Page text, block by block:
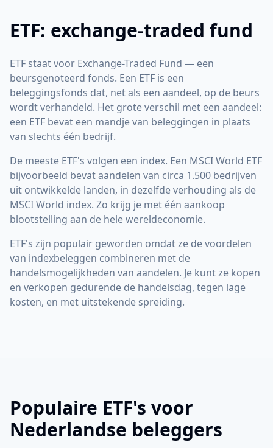
ETF: exchange-traded fund
ETF staat voor Exchange-Traded Fund — een
beursgenoteerd fonds. Een ETF is een
beleggingsfonds dat, net als een aandeel, op de beurs
wordt verhandeld. Het grote verschil met een aandeel:
een ETF bevat een mandje van beleggingen in plaats
van slechts één bedrijf.
De meeste ETF's volgen een index. Een MSCI World ETF
bijvoorbeeld bevat aandelen van circa 1.500 bedrijven
uit ontwikkelde landen, in dezelfde verhouding als de
MSCI World index. Zo krijg je met één aankoop
blootstelling aan de hele wereldeconomie.
ETF's zijn populair geworden omdat ze de voordelen
van indexbeleggen combineren met de
handelsmogelijkheden van aandelen. Je kunt ze kopen
en verkopen gedurende de handelsdag, tegen lage
kosten, en met uitstekende spreiding.
Populaire ETF's voor
Nederlandse beleggers